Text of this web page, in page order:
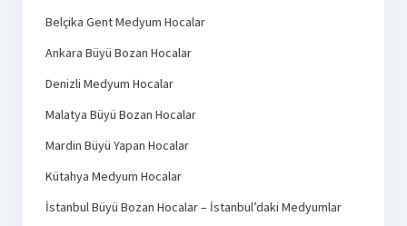
Belçika Gent Medyum Hocalar
Ankara Büyü Bozan Hocalar
Denizli Medyum Hocalar
Malatya Büyü Bozan Hocalar
Mardin Büyü Yapan Hocalar
Kütahya Medyum Hocalar
İstanbul Büyü Bozan Hocalar – İstanbul’daki Medyumlar